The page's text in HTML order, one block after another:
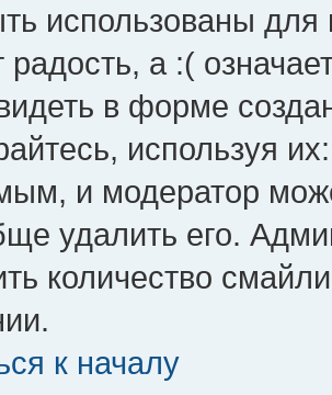
использованы
радость, а :(
в форме
используя
и модератор
удалить его.
количество
к началу